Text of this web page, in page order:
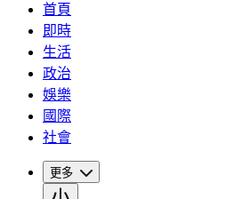
首頁
即時
生活
政治
娛樂
國際
社會
更多